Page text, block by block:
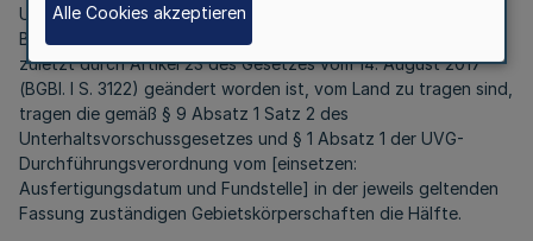
Unterhaltsvorschussgesetzes in der Fassung der
Bekanntmachung vom 17. Juli 2007 (BGBl. I S. 1446), das
zuletzt durch Artikel 23 des Gesetzes vom 14. August 2017
(BGBl. I S. 3122) geändert worden ist, vom Land zu tragen sind,
tragen die gemäß § 9 Absatz 1 Satz 2 des
Unterhaltsvorschussgesetzes und § 1 Absatz 1 der UVG-
Durchführungsverordnung vom [einsetzen:
Ausfertigungsdatum und Fundstelle] in der jeweils geltenden
Fassung zuständigen Gebietskörperschaften die Hälfte.
Alle Cookies akzeptieren